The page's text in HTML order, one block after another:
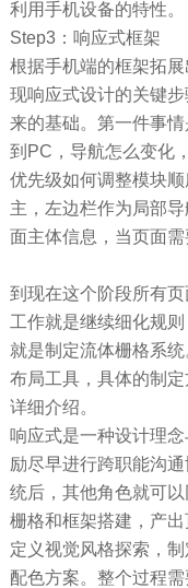
利用手机设备的特性。
Step3：响应式框架
根据手机端的框架拓
现响应式设计的关键
来的基础。第一件事
到PC，导航怎么变化
优先级如何调整模块
主，左边栏作为局部
面主体信息，当页面需
到现在这个阶段所有
工作就是继续细化规
就是制定流体栅格系
布局工具，具体的制
详细介绍。
响应式是一种设计理
励尽早进行跨职能沟
统后，其他角色就可
栅格和框架搭建，产
定义视觉风格探索，
配色方案。整个过程需